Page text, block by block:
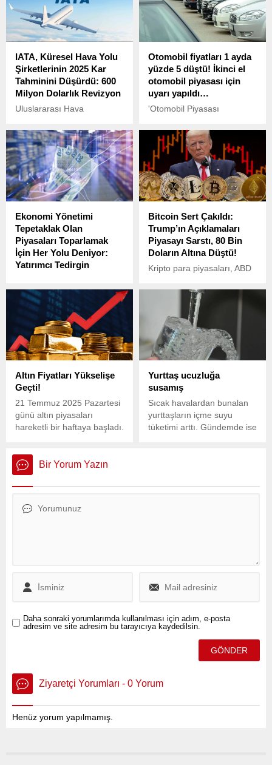
IATA, Küresel Hava Yolu
Şirketlerinin 2025 Kar
Tahminini Düşürdü: 600
Milyon Dolarlık Revizyon
Uluslararası Hava
2025 yılına ilişkin küresel
hava yolu şirketlerinin net
kar beklentisini 600 milyon
dolar düşürerek 36 milyar
dolara revize etti.
Otomobil fiyatları 1 ayda
yüzde 5 düştü! İkinci el
otomobil piyasası için
uyarı yapıldı…
'Otomobil Piyasası
açıklandı. BETAM
tarafından
sahibinden.com'da
yayımlanan ilanlardan
hareketle hazırlanan ve
ikinci el otomobil piyasasına
raporda fiyatların reel olarak
düştüğü görüldü. İkinci el
otomobil piyasası için uyarı
yapıldı...
Ekonomi Yönetimi
Tepetaklak Olan
Piyasaları Toparlamak
İçin Her Yolu Deniyor:
Yatırımcı Tedirgin
Belediye Başkanı Ekrem
İmamoğlu ve diğer belediye
yöneticilerinin
tutuklanmasının ardından
mali piyasalarda yaşanan
dalgalanmalar devam
Bitcoin Sert Çakıldı:
Trump’ın Açıklamaları
Piyasayı Sarstı, 80 Bin
Doların Altına Düştü!
Kripto para piyasaları, ABD
açıklamaları sonrası büyük
bir sarsıntı yaşadı.
Altın Fiyatları Yükselişe
Geçti!
21 Temmuz 2025 Pazartesi
günü altın piyasaları
hareketli bir haftaya başladı.
Yurttaş ucuzluğa
susamış
Sıcak havalardan bunalan
yurttaşların içme suyu
tüketimi arttı. Gündemde ise
söyleyen yurttaş, “Su
Bir Yorum Yazın
Daha sonraki yorumlarımda kullanılması için adım, e-posta
adresim ve site adresim bu tarayıcıya kaydedilsin.
Ziyaretçi Yorumları - 0 Yorum
Henüz yorum yapılmamış.